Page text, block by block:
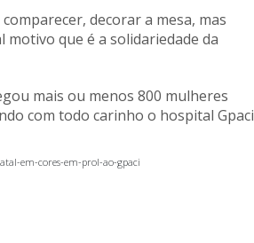
decorar a mesa, mas
motivo que é a solidariedade da
mais ou menos 800 mulheres
com todo carinho o hospital Gpaci
em-cores-em-prol-ao-gpaci